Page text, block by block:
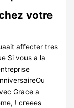
votre
affecter tres
Si vous a la
Grace a
! creees